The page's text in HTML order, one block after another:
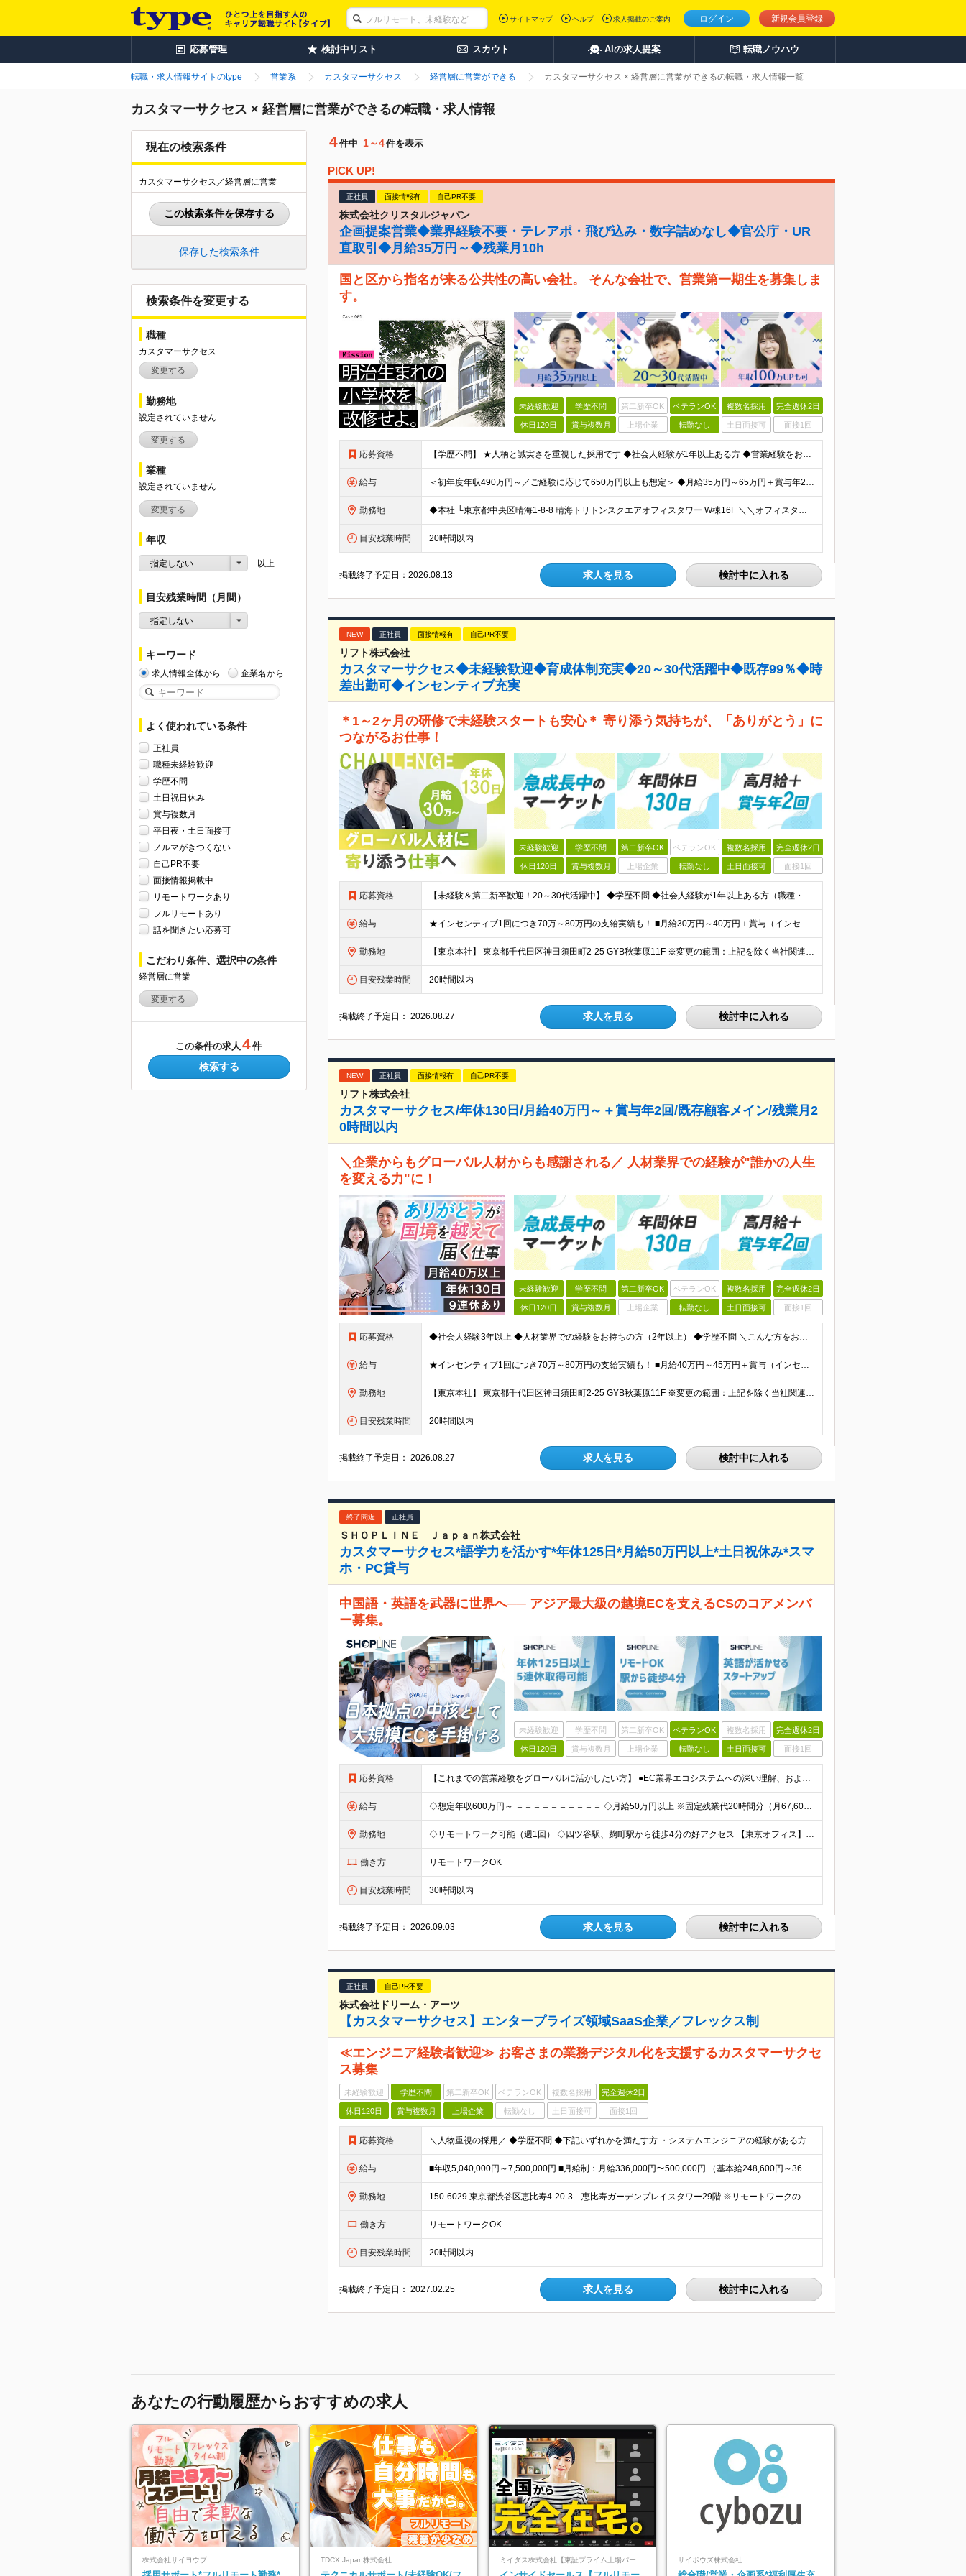
ログイン 新規会員登録
サイトマップ ヘルプ 求人掲載のご案内
応募管理 検討中リスト スカウト AIの求人提案 転職ノウハウ
転職・求人情報サイトのtype 営業系 カスタマーサクセス 経営層に営業ができる カスタマーサクセス × 経営層に営業ができるの転職・求人情報一覧
カスタマーサクセス × 経営層に営業ができるの転職・求人情報
現在の検索条件
カスタマーサクセス／経営層に営業
この検索条件を保存する
保存した検索条件
検索条件を変更する
職種
カスタマーサクセス
変更する
勤務地
設定されていません
変更する
業種
設定されていません
変更する
年収
指定しない 以上
目安残業時間（月間）
指定しない
キーワード
求人情報全体から 企業名から
よく使われている条件
正社員
職種未経験歓迎
学歴不問
土日祝日休み
賞与複数月
平日夜・土日面接可
ノルマがきつくない
自己PR不要
面接情報掲載中
リモートワークあり
フルリモートあり
話を聞きたい応募可
こだわり条件、選択中の条件
経営層に営業
変更する
この条件の求人 4件
検索する
4件中 1～4件を表示
PICK UP!
正社員 面接情報有 自己PR不要
株式会社クリスタルジャパン
企画提案営業◆業界経験不要・テレアポ・飛び込み・数字詰めなし◆官公庁・UR
直取引◆月給35万円～◆残業月10h
国と区から指名が来る公共性の高い会社。 そんな会社で、営業第一期生を募集しま
す。
未経験歓迎 学歴不問 第二新卒OK ベテランOK 複数名採用 完全週休2日
休日120日 賞与複数月 上場企業 転勤なし 土日面接可 面接1回
応募資格 【学歴不問】 ★人柄と誠実さを重視した採用です ◆社会人経験が1年以上ある方 ◆営業経験をお持ちの方は優遇します（法人・個人、業界・商材は不問） ※業界知識・建築知識は不要です。入社後に案件と先輩
給与 ＜初年度年収490万円～／ご経験に応じて650万円以上も想定＞ ◆月給35万円～65万円＋賞与年2回（7月・12月） 【なぜこの給与を払えるのか】 UR都市機構様・日本郵政様・官公庁との直取引で中間
勤務地 ◆本社 └東京都中央区晴海1-8-8 晴海トリトンスクエアオフィスタワー W棟16F ＼＼オフィスタワー内には商業施設が多数併設／／ カフェやレストラン、コンビニやスーパー、 100円ショップなど様
目安残業時間 20時間以内
掲載終了予定日：2026.08.13 求人を見る 検討中に入れる
NEW 正社員 面接情報有 自己PR不要
リフト株式会社
カスタマーサクセス◆未経験歓迎◆育成体制充実◆20～30代活躍中◆既存99％◆時
差出勤可◆インセンティブ充実
＊1～2ヶ月の研修で未経験スタートも安心＊ 寄り添う気持ちが、「ありがとう」に
つながるお仕事！
未経験歓迎 学歴不問 第二新卒OK ベテランOK 複数名採用 完全週休2日
休日120日 賞与複数月 上場企業 転勤なし 土日面接可 面接1回
応募資格 【未経験＆第二新卒歓迎！20～30代活躍中】 ◆学歴不問 ◆社会人経験が1年以上ある方（職種・業種は不問） ◆普通自動車免許（AT限定可）必須 ＼こんな方をお待ちしています／ ・当社のビジョンに共感
給与 ★インセンティブ1回につき70万～80万円の支給実績も！ ■月給30万円～40万円＋賞与（インセンティブ）年2回 ※上記には、固定残業代（月30時間分／54,800円～73,000円）を含んでいます
勤務地 【東京本社】 東京都千代田区神田須田町2-25 GYB秋葉原11F ※変更の範囲：上記を除く当社関連勤務地（東京都千代田区及び大阪営業所）
目安残業時間 20時間以内
掲載終了予定日：2026.08.27 求人を見る 検討中に入れる
NEW 正社員 面接情報有 自己PR不要
リフト株式会社
カスタマーサクセス/年休130日/月給40万円～＋賞与年2回/既存顧客メイン/残業月2
0時間以内
＼企業からもグローバル人材からも感謝される／ 人材業界での経験が"誰かの人生
を変える力"に！
未経験歓迎 学歴不問 第二新卒OK ベテランOK 複数名採用 完全週休2日
休日120日 賞与複数月 上場企業 転勤なし 土日面接可 面接1回
応募資格 ◆社会人経験3年以上 ◆人材業界での経験をお持ちの方（2年以上） ◆学歴不問 ＼こんな方をお待ちしています／ ・当社のビジョンに共感していただける方 ・多様性を良しとする感性をお持ちの方 ・トラブル
給与 ★インセンティブ1回につき70万～80万円の支給実績も！ ■月給40万円～45万円＋賞与（インセンティブ）年2回 ※給与は経験・スキルを考慮のうえ決定します。 ※上記には、固定残業代（月30時間分／
勤務地 【東京本社】 東京都千代田区神田須田町2-25 GYB秋葉原11F ※変更の範囲：上記を除く当社関連勤務地（東京都千代田区及び大阪営業所）
目安残業時間 20時間以内
掲載終了予定日：2026.08.27 求人を見る 検討中に入れる
終了間近 正社員
ＳＨＯＰＬＩＮＥ Ｊａｐａｎ株式会社
カスタマーサクセス*語学力を活かす*年休125日*月給50万円以上*土日祝休み*スマ
ホ・PC貸与
中国語・英語を武器に世界へ── アジア最大級の越境ECを支えるCSのコアメンバ
ー募集。
未経験歓迎 学歴不問 第二新卒OK ベテランOK 複数名採用 完全週休2日
休日120日 賞与複数月 上場企業 転勤なし 土日面接可 面接1回
応募資格 【これまでの営業経験をグローバルに活かしたい方】 ●EC業界エコシステムへの深い理解、および関連する人脈 ●新規開拓、商談推進、パートナー管理の経験 ●英語または中国語：ビジネスコミュニケーションが可
給与 ◇想定年収600万円～ ＝＝＝＝＝＝＝＝＝＝ ◇月給50万円以上 ※固定残業代20時間分（月67,600円～）を含む ┗上記を超える時間外労働分は追加で支給 ※経験やスキルを考慮し決定します。 ※試用
勤務地 ◇リモートワーク可能（週1回） ◇四ツ谷駅、麹町駅から徒歩4分の好アクセス 【東京オフィス】 東京都千代田区麹町６丁目２－６ ＰＭＯ麹町４階Ｈ１Ｏ麹町４０９ (変更の範囲)上記を除く当社関連勤務地
働き方 リモートワークOK
目安残業時間 30時間以内
掲載終了予定日：2026.09.03 求人を見る 検討中に入れる
正社員 自己PR不要
株式会社ドリーム・アーツ
【カスタマーサクセス】エンタープライズ領域SaaS企業／フレックス制
≪エンジニア経験者歓迎≫ お客さまの業務デジタル化を支援するカスタマーサクセ
ス募集
未経験歓迎 学歴不問 第二新卒OK ベテランOK 複数名採用 完全週休2日
休日120日 賞与複数月 上場企業 転勤なし 土日面接可 面接1回
応募資格 ＼人物重視の採用／ ◆学歴不問 ◆下記いずれかを満たす方 ・システムエンジニアの経験がある方 ・開発経験のある方 ・プリセールス/カスタマーサクセス経験 ・コンサルティングの経験がある方 ・SaaS企
給与 ■年収5,040,000円～7,500,000円 ■月給制：月給336,000円〜500,000円 （基本給248,600円～369,900円 固定残業代87,400円～130,100円/45時間相当
勤務地 150-6029 東京都渋谷区恵比寿4-20-3 恵比寿ガーデンプレイスタワー29階 ※リモートワークの頻度：月3割 (変更の範囲)上記を除く当社関連勤務地
働き方 リモートワークOK
目安残業時間 20時間以内
掲載終了予定日：2027.02.25 求人を見る 検討中に入れる
あなたの行動履歴からおすすめの求人
株式会社サイヨウブ TDCX Japan株式会社 サイボウズ株式会社